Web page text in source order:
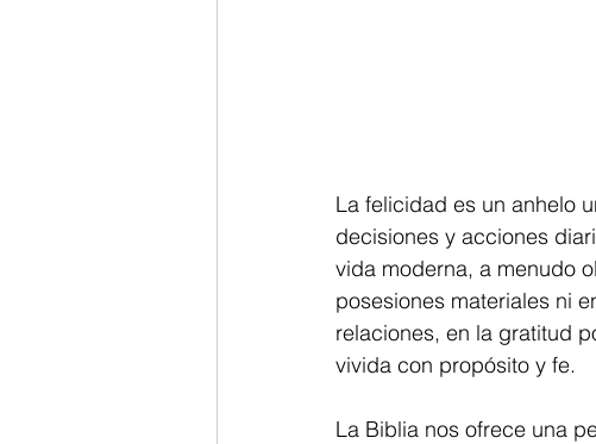
La felicidad es un anhelo
decisiones y acciones
vida moderna, a menudo
posesiones materiales ni
relaciones, en la gratitud
vivida con propósito y fe.
La Biblia nos ofrece una